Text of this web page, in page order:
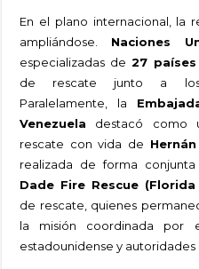
En el plano internacional, la
ampliándose. Naciones
especializadas de 27 países
de rescate junto a los
Paralelamente, la
Venezuela destacó como
rescate con vida de
realizada de forma
Dade Fire Rescue (Florida
de rescate, quienes
la misión coordinada por
estadounidense y autoridades